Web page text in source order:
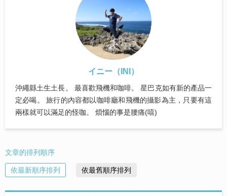
イニー（INI）
沖繩縣土生土長。 最喜歡飛機和咖啡。 星巴克如有新的產品一
定必喝。 旅行的內容都以咖啡廳和飛機的攝影為主，只要有這
兩樣就可以滿足的怪咖。 煩惱的事是腰痛(嘻)
文章的排列順序
依最新順序排列 依最舊順序排列